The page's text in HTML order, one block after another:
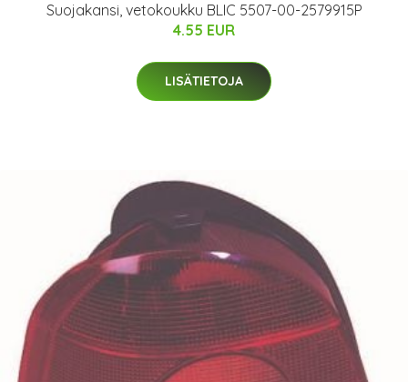
Suojakansi, vetokoukku BLIC 5507-00-2579915P
4.55 EUR
LISÄTIETOJA